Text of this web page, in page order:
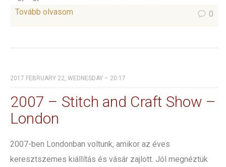
Tovább olvasom
0
2017 FEBRUARY 22, WEDNESDAY – 20:17
2007 – Stitch and Craft Show –
London
2007-ben Londonban voltunk, amikor az éves
keresztszemes kiállítás és vásár zajlott. Jól megnéztük